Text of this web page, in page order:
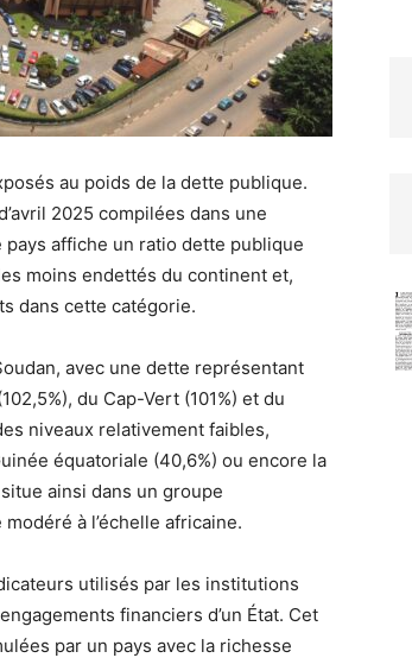
au poids de la dette publique.
2025 compilées dans une
affiche un ratio dette publique
moins endettés du continent et,
dans cette catégorie.
avec une dette représentant
du Cap-Vert (101%) et du
niveaux relativement faibles,
équatoriale (40,6%) ou encore la
ainsi dans un groupe
à l’échelle africaine.
utilisés par les institutions
financiers d’un État. Cet
par un pays avec la richesse